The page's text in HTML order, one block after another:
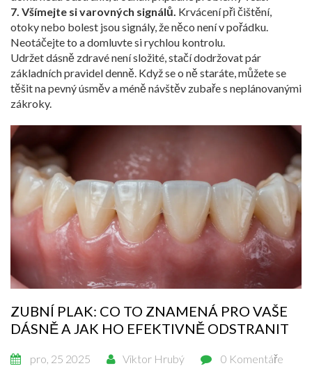
7. Všímejte si varovných signálů. Krvácení při čištění,
otoky nebo bolest jsou signály, že něco není v pořádku.
Neotáčejte to a domluvte si rychlou kontrolu.
Udržet dásně zdravé není složité, stačí dodržovat pár
základních pravidel denně. Když se o ně staráte, můžete se
těšit na pevný úsměv a méně návštěv zubaře s neplánovanými
zákroky.
ZUBNÍ PLAK: CO TO ZNAMENÁ PRO VAŠE
DÁSNĚ A JAK HO EFEKTIVNĚ ODSTRANIT
pro, 25 2025 Viktor Hrubý
0 Komentáře